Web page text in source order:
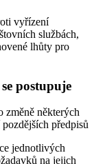
vyřízení
službách,
lhůty pro
postupuje
změně některých
předpisů
jednotlivých
na jejich